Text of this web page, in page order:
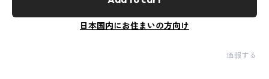
日本国内にお住まいの方向け
通報する